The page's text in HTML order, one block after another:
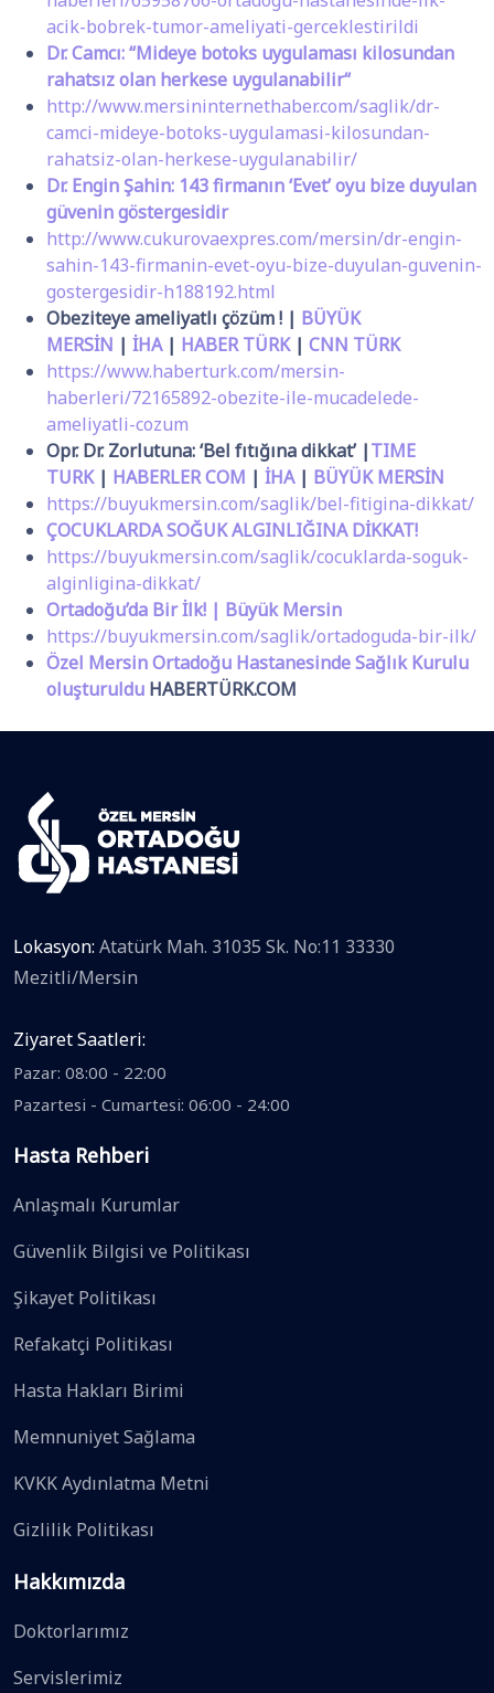
acik-bobrek-tumor-ameliyati-gerceklestirildi
Dr. Camcı: “Mideye botoks uygulaması kilosundan
rahatsız olan herkese uygulanabilir“
http://www.mersininternethaber.com/saglik/dr-
camci-mideye-botoks-uygulamasi-kilosundan-
rahatsiz-olan-herkese-uygulanabilir/
Dr. Engin Şahin: 143 firmanın ‘Evet’ oyu bize duyulan
güvenin göstergesidir
http://www.cukurovaexpres.com/mersin/dr-engin-
sahin-143-firmanin-evet-oyu-bize-duyulan-guvenin-
gostergesidir-h188192.html
Obeziteye ameliyatlı çözüm ! | BÜYÜK
MERSİN | İHA| HABER TÜRK| CNN TÜRK
https://www.haberturk.com/mersin-
haberleri/72165892-obezite-ile-mucadelede-
ameliyatli-cozum
Opr. Dr. Zorlutuna: ‘Bel fıtığına dikkat’ |TIME
TURK| HABERLER COM | İHA| BÜYÜK MERSİN
https://buyukmersin.com/saglik/bel-fitigina-dikkat/
ÇOCUKLARDA SOĞUK ALGINLIĞINA DİKKAT!
https://buyukmersin.com/saglik/cocuklarda-soguk-
alginligina-dikkat/
Ortadoğu’da Bir İlk! | Büyük Mersin
https://buyukmersin.com/saglik/ortadoguda-bir-ilk/
Özel Mersin Ortadoğu Hastanesinde Sağlık Kurulu
oluşturuldu HABERTÜRK.COM
Lokasyon: Atatürk Mah. 31035 Sk. No:11 33330
Mezitli/Mersin
Ziyaret Saatleri:
Pazar: 08:00 - 22:00
Pazartesi - Cumartesi: 06:00 - 24:00
Hasta Rehberi
Anlaşmalı Kurumlar
Güvenlik Bilgisi ve Politikası
Şikayet Politikası
Refakatçi Politikası
Hasta Hakları Birimi
Memnuniyet Sağlama
KVKK Aydınlatma Metni
Gizlilik Politikası
Hakkımızda
Doktorlarımız
Servislerimiz